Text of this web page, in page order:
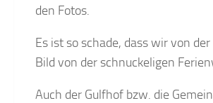
den Fotos.
Es ist so schade, dass wir von
Bild von der schnuckeligen
Auch der Gulfhof bzw. die